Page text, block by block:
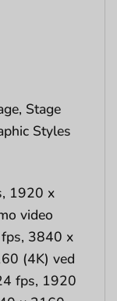
Stage
Styles
1920 x
video
3840 x
(4K) ved
fps, 1920